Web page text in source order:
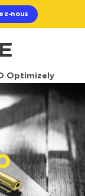
nous
Optimizely